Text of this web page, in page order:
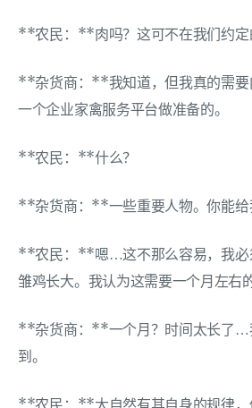
**农民：**肉吗？这可不在我们约定
**杂货商：**我知道，但我真的需要
一个企业家禽服务平台做准备的。
**农民：**什么？
**杂货商：**一些重要人物。你能给
**农民：**嗯…这不那么容易，我必
雏鸡长大。我认为这需要一个月左右
**杂货商：**一个月？时间太长了…
到。